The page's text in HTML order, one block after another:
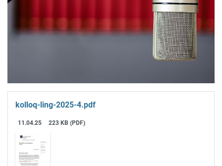
kolloq-ling-2025-4.pdf
11.04.25 223 KB (PDF)